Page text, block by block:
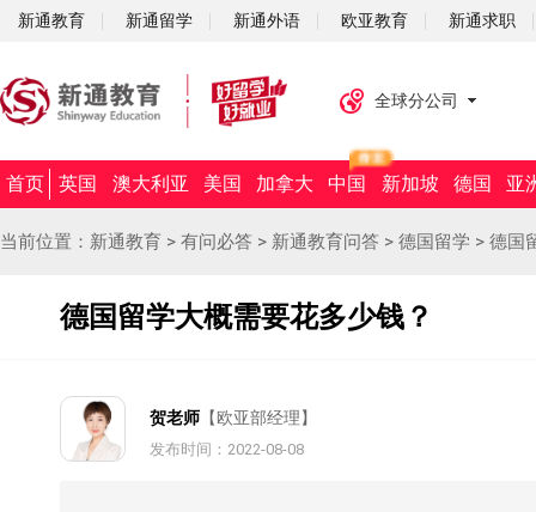
新通教育 新通留学 新通外语 欧亚教育 新通求职
全球分公司
首页 英国 澳大利亚 美国 加拿大 中国 新加坡 德国 亚
当前位置： 新通教育 > 有问必答 > 新通教育问答 > 德国留学 > 德国
德国留学大概需要花多少钱？
贺老师 【欧亚部经理】
发布时间：2022-08-08